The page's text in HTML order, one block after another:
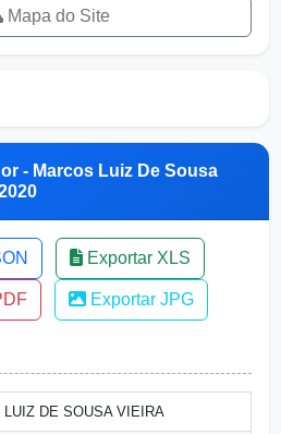
Mapa do Site
- Marcos Luiz De Sousa
Exportar XLS
Exportar JPG
LUIZ DE SOUSA VIEIRA